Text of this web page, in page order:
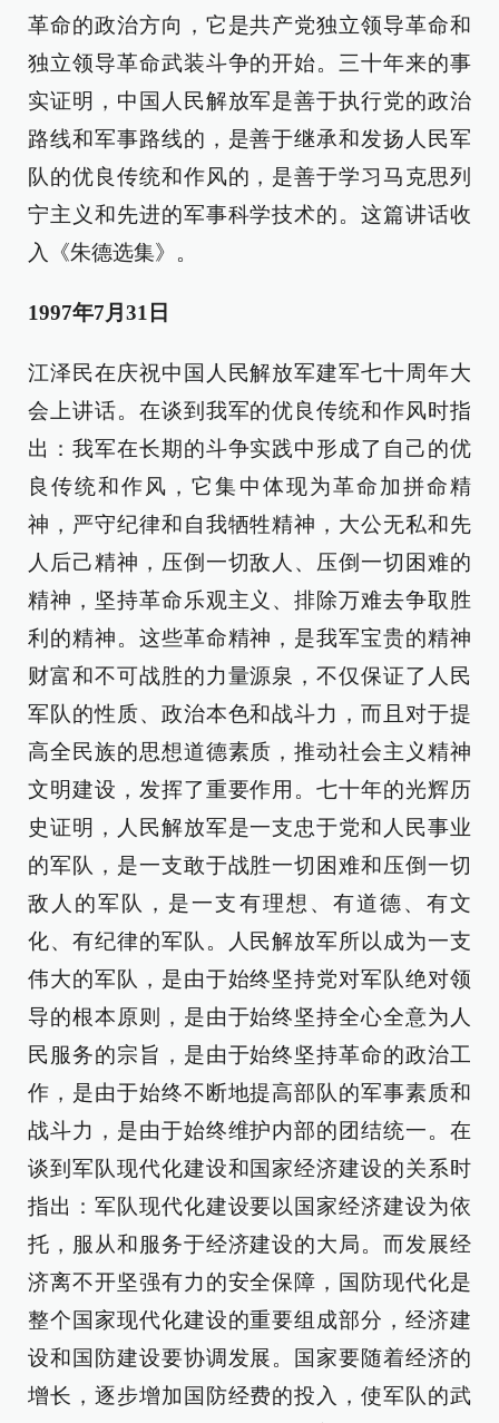
革命的政治方向，它是共产党独立领导革命和
独立领导革命武装斗争的开始。三十年来的事
实证明，中国人民解放军是善于执行党的政治
路线和军事路线的，是善于继承和发扬人民军
队的优良传统和作风的，是善于学习马克思列
宁主义和先进的军事科学技术的。这篇讲话收
入《朱德选集》。
1997年7月31日
江泽民在庆祝中国人民解放军建军七十周年大
会上讲话。在谈到我军的优良传统和作风时指
出：我军在长期的斗争实践中形成了自己的优
良传统和作风，它集中体现为革命加拼命精
神，严守纪律和自我牺牲精神，大公无私和先
人后己精神，压倒一切敌人、压倒一切困难的
精神，坚持革命乐观主义、排除万难去争取胜
利的精神。这些革命精神，是我军宝贵的精神
财富和不可战胜的力量源泉，不仅保证了人民
军队的性质、政治本色和战斗力，而且对于提
高全民族的思想道德素质，推动社会主义精神
文明建设，发挥了重要作用。七十年的光辉历
史证明，人民解放军是一支忠于党和人民事业
的军队，是一支敢于战胜一切困难和压倒一切
敌人的军队，是一支有理想、有道德、有文
化、有纪律的军队。人民解放军所以成为一支
伟大的军队，是由于始终坚持党对军队绝对领
导的根本原则，是由于始终坚持全心全意为人
民服务的宗旨，是由于始终坚持革命的政治工
作，是由于始终不断地提高部队的军事素质和
战斗力，是由于始终维护内部的团结统一。在
谈到军队现代化建设和国家经济建设的关系时
指出：军队现代化建设要以国家经济建设为依
托，服从和服务于经济建设的大局。而发展经
济离不开坚强有力的安全保障，国防现代化是
整个国家现代化建设的重要组成部分，经济建
设和国防建设要协调发展。国家要随着经济的
增长，逐步增加国防经费的投入，使军队的武